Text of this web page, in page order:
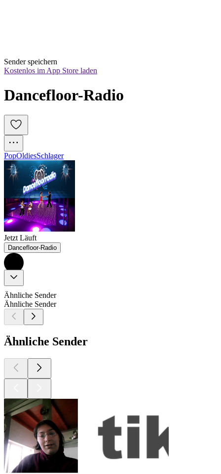
Sender speichern
Kostenlos im App Store laden
Dancefloor-Radio
PopOldiesSchlager
Jetzt Läuft
Dancefloor-Radio
Ähnliche Sender
Ähnliche Sender
Ähnliche Sender